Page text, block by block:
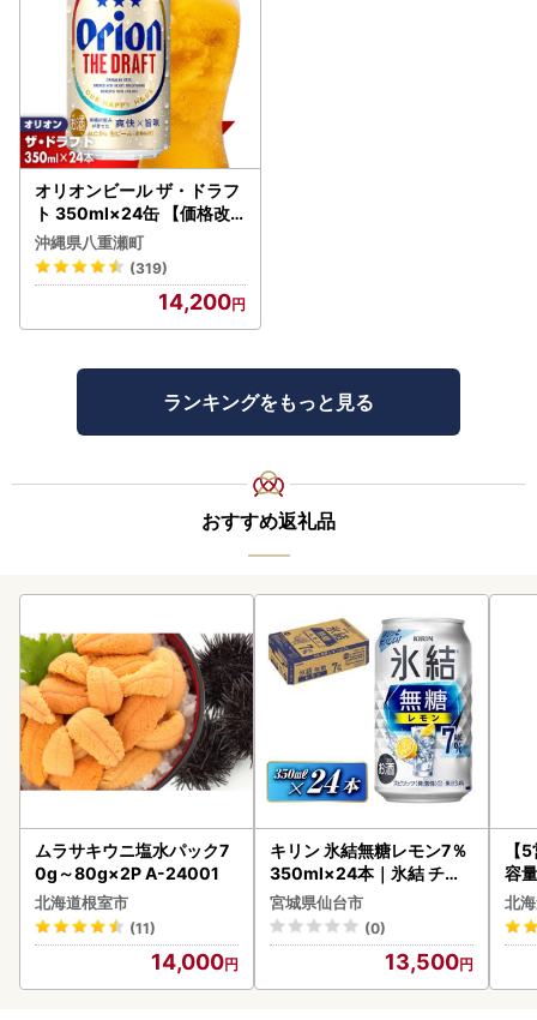
オリオンビール ザ・ドラフ
ト 350ml×24缶 【価格改
定YI】
沖縄県八重瀬町
(319)
14,200
ランキングをもっと見る
おすすめ返礼品
ムラサキウニ塩水パック7
0g～80g×2P A-24001
北海道根室市
(11)
14,000
キリン 氷結無糖レモン7％
350ml×24本｜氷結 チュ
ーハイ 仙台市
宮城県仙台市
(0)
13,500
【
容
あ
ー
058
北